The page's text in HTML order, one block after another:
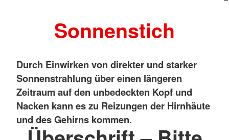
Sonnenstich
Durch Einwirken von direkter und starker
Sonnenstrahlung über einen längeren
Zeitraum auf den unbedeckten Kopf und
Nacken kann es zu Reizungen der Hirnhäute
und des Gehirns kommen.